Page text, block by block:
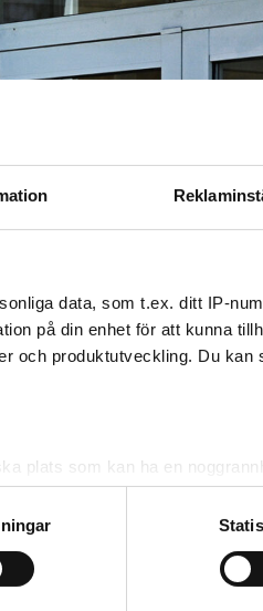
data, som t.ex. ditt IP-
på din enhet för att kunna
och produktutveckling. Du
plats som kan ha en
den för specifika
behandlas och ställ in dina
cookie-förklaringen.
vad hyresgästen ska betala.
komma efter med